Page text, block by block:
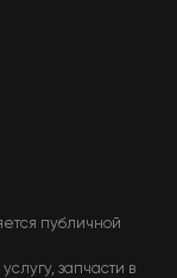
публичной
запчасти в